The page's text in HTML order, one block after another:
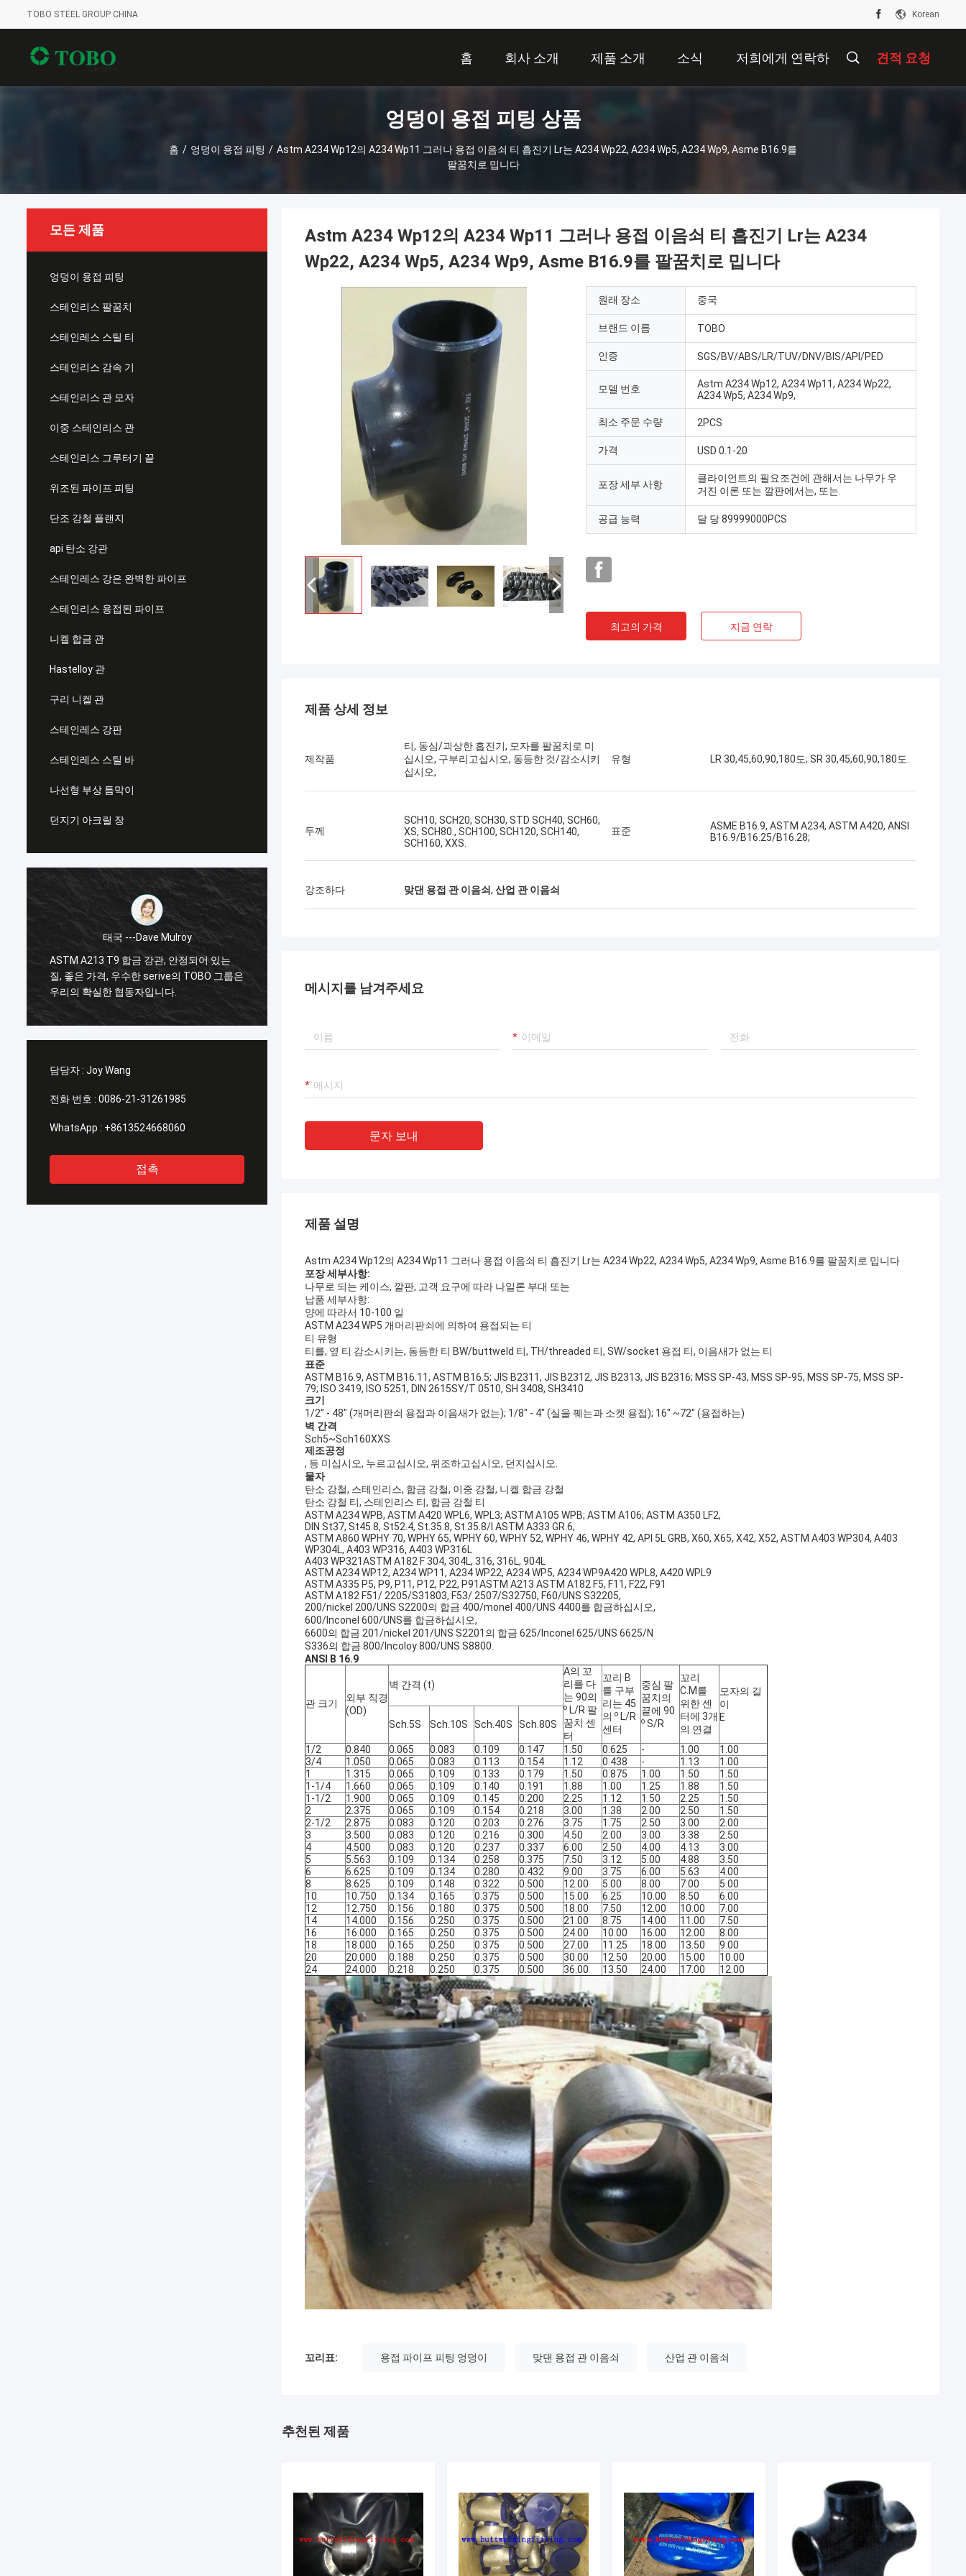
TOBO STEEL GROUP CHINA Korean
홈 회사 소개 제품 소개 소식 저희에게 연락하 견적 요청
엉덩이 용접 피팅 상품
홈 / 엉덩이 용접 피팅 / Astm A234 Wp12의 A234 Wp11 그러나 용접 이음쇠 티 흡진기 Lr는 A234 Wp22, A234 Wp5, A234 Wp9, Asme B16.9를
팔꿈치로 밉니다
모든 제품
엉덩이 용접 피팅
스테인리스 팔꿈치
스테인레스 스틸 티
스테인리스 감속 기
스테인리스 관 모자
이중 스테인리스 관
스테인리스 그루터기 끝
위조된 파이프 피팅
단조 강철 플랜지
api 탄소 강관
스테인레스 강은 완벽한 파이프
스테인리스 용접된 파이프
니켈 합금 관
Hastelloy 관
구리 니켈 관
스테인레스 강판
스테인레스 스틸 바
나선형 부상 틈막이
던지기 아크릴 장
태국 ---Dave Mulroy
ASTM A213 T9 합금 강관, 안정되어 있는
질, 좋은 가격, 우수한 serive의 TOBO 그룹은
우리의 확실한 협동자입니다.
추어 배달 시간 또한, 아주 직업.
담당자 : Joy Wang
전화 번호 : 0086-21-31261985
WhatsApp : +8613524668060
접촉
Astm A234 Wp12의 A234 Wp11 그러나 용접 이음쇠 티 흡진기 Lr는 A234
Wp22, A234 Wp5, A234 Wp9, Asme B16.9를 팔꿈치로 밉니다
원래 장소 중국
브랜드 이름 TOBO
인증 SGS/BV/ABS/LR/TUV/DNV/BIS/API/PED
모델 번호
Astm A234 Wp12, A234 Wp11, A234 Wp22,
A234 Wp5, A234 Wp9,
최소 주문 수량 2PCS
가격 USD 0.1-20
포장 세부 사항
클라이언트의 필요조건에 관해서는 나무가 우
거진 이론 또는 깔판에서는, 또는.
공급 능력 달 당 89999000PCS
최고의 가격 지금 연락
제품 상세 정보
제작품
티, 동심/괴상한 흡진기, 모자를 팔꿈치로 미
십시오, 구부리고십시오, 동등한 것/감소시키
십시오,
유형 LR 30,45,60,90,180도; SR 30,45,60,90,180도.
두께
SCH10, SCH20, SCH30, STD SCH40, SCH60,
XS, SCH80., SCH100, SCH120, SCH140,
SCH160, XXS.
표준
ASME B16.9, ASTM A234, ASTM A420, ANSI
B16.9/B16.25/B16.28;
강조하다 맞댄 용접 관 이음쇠, 산업 관 이음쇠
메시지를 남겨주세요
문자 보내
제품 설명
Astm A234 Wp12의 A234 Wp11 그러나 용접 이음쇠 티 흡진기 Lr는 A234 Wp22, A234 Wp5, A234 Wp9, Asme B16.9를 팔꿈치로 밉니다
포장 세부사항:
나무로 되는 케이스, 깔판, 고객 요구에 따라 나일론 부대 또는
납품 세부사항:
양에 따라서 10-100 일
ASTM A234 WP5 개머리판쇠에 의하여 용접되는 티
티 유형
티를, 옆 티 감소시키는, 동등한 티 BW/buttweld 티, TH/threaded 티, SW/socket 용접 티, 이음새가 없는 티
표준
ASTM B16.9, ASTM B16.11, ASTM B16.5; JIS B2311, JIS B2312, JIS B2313, JIS B2316; MSS SP-43, MSS SP-95, MSS SP-75, MSS SP-
79; ISO 3419, ISO 5251, DIN 2615SY/T 0510, SH 3408, SH3410
크기
1/2” - 48" (개머리판쇠 용접과 이음새가 없는); 1/8" - 4" (실을 꿰는과 소켓 용접); 16" ~72" (용접하는)
벽 간격
Sch5~Sch160XXS
제조공정
, 등 미십시오, 누르고십시오, 위조하고십시오, 던지십시오.
물자
탄소 강철, 스테인리스, 합금 강철, 이중 강철, 니켈 합금 강철
탄소 강철 티, 스테인리스 티, 합금 강철 티
ASTM A234 WPB, ASTM A420 WPL6, WPL3; ASTM A105 WPB; ASTM A106; ASTM A350 LF2,
DIN St37, St45.8, St52.4, St.35.8, St.35.8/I ASTM A333 GR.6,
ASTM A860 WPHY 70, WPHY 65, WPHY 60, WPHY 52, WPHY 46, WPHY 42, API 5L GRB, X60, X65, X42, X52, ASTM A403 WP304, A403
WP304L, A403 WP316, A403 WP316L
A403 WP321ASTM A182 F 304, 304L, 316, 316L, 904L
ASTM A234 WP12, A234 WP11, A234 WP22, A234 WP5, A234 WP9A420 WPL8, A420 WPL9
ASTM A335 P5, P9, P11, P12, P22, P91ASTM A213 ASTM A182 F5, F11, F22, F91
ASTM A182 F51/ 2205/S31803, F53/ 2507/S32750, F60/UNS S32205,
200/nickel 200/UNS S2200의 합금 400/monel 400/UNS 4400를 합금하십시오,
600/Inconel 600/UNS를 합금하십시오,
6600의 합금 201/nickel 201/UNS S2201의 합금 625/Inconel 625/UNS 6625/N
S336의 합금 800/Incoloy 800/UNS S8800.
ANSI B 16.9
관 크기
외부 직경
(OD)
벽 간격 (t)
A의 꼬
리를 다
는 90의
o L/R 팔
꿈치 센
터
꼬리 B
를 구부
리는 45
의 o L/R
센터
중심 팔
꿈치의
끝에 90
o S/R
꼬리
C.M를
위한 센
터에 3개
의 연결
모자의 길
이
E
Sch.5S Sch.10S Sch.40S Sch.80S
1/2 0.840 0.065 0.083 0.109 0.147 1.50 0.625 - 1.00
1.00
3/4
1.050 0.065 0.083 0.113 0.154 1.12 0.438 - 1.13
1.00
1
1.315 0.065 0.109 0.133 0.179 1.50 0.875 1.00 1.50
1.50
1-1/4
1.660 0.065 0.109 0.140 0.191 1.88 1.00 1.25 1.88
1.50
1-1/2
1.900 0.065 0.109 0.145 0.200 2.25 1.12 1.50 2.25
1.50
2
2.375 0.065 0.109 0.154 0.218 3.00 1.38 2.00 2.50
1.50
2-1/2
2.875 0.083 0.120 0.203 0.276 3.75 1.75 2.50 3.00
2.00
3
3.500 0.083 0.120 0.216 0.300 4.50 2.00 3.00 3.38
2.50
4
4.500 0.083 0.120 0.237 0.337 6.00 2.50 4.00 4.13
3.00
5
5.563 0.109 0.134 0.258 0.375 7.50 3.12 5.00 4.88
3.50
6
6.625 0.109 0.134 0.280 0.432 9.00 3.75 6.00 5.63
4.00
8
8.625 0.109 0.148 0.322 0.500 12.00 5.00 8.00 7.00
5.00
10
10.750 0.134 0.165 0.375 0.500 15.00 6.25 10.00 8.50
6.00
12
12.750 0.156 0.180 0.375 0.500 18.00 7.50 12.00 10.00
7.00
14
14.000 0.156 0.250 0.375 0.500 21.00 8.75 14.00 11.00
7.50
16
16.000 0.165 0.250 0.375 0.500 24.00 10.00 16.00 12.00
8.00
18
18.000 0.165 0.250 0.375 0.500 27.00 11.25 18.00 13.50
9.00
20
20.000 0.188 0.250 0.375 0.500 30.00 12.50 20.00 15.00
10.00
24
24.000 0.218 0.250 0.375 0.500 36.00 13.50 24.00 17.00 12.00
꼬리표: 용접 파이프 피팅 엉덩이 맞댄 용접 관 이음쇠 산업 관 이음쇠
추천된 제품